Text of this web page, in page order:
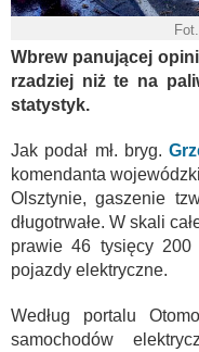
Wbrew panującej
rzadziej niż te na
statystyk.
Jak podał mł. bryg.
komendanta
Olsztynie, gaszenie
długotrwałe. W skali
prawie 46 tysięcy
pojazdy elektryczne.
Według portalu
samochodów